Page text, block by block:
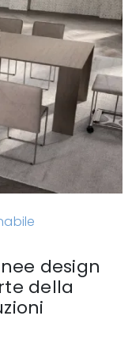
design
della